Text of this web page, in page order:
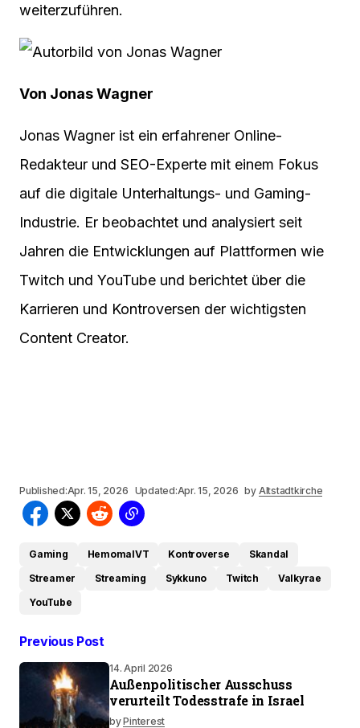
weiterzuführen.
Von Jonas Wagner
Jonas Wagner ist ein erfahrener Online-
Redakteur und SEO-Experte mit einem Fokus
auf die digitale Unterhaltungs- und Gaming-
Industrie. Er beobachtet und analysiert seit
Jahren die Entwicklungen auf Plattformen wie
Twitch und YouTube und berichtet über die
Karrieren und Kontroversen der wichtigsten
Content Creator.
Published:Apr. 15, 2026 Updated:Apr. 15, 2026 by Altstadtkirche
Gaming HemomalVT Kontroverse
Skandal
Streamer
Streaming Sykkuno Twitch
Valkyrae
YouTube
Previous Post
14. April 2026
Außenpolitischer Ausschuss
verurteilt Todesstrafe in Israel
byPinterest